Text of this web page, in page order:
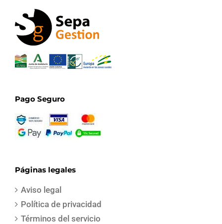
Pago Seguro
Páginas legales
Aviso legal
Política de privacidad
Términos del servicio